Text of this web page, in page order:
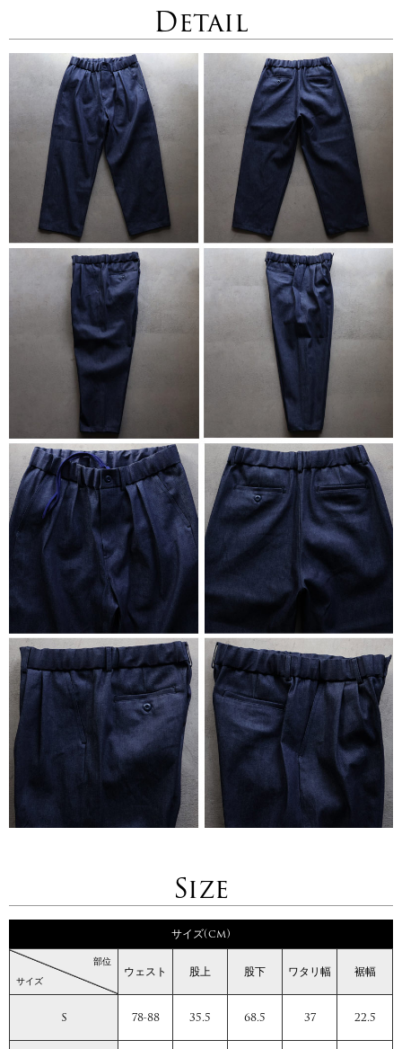
Detail
Size
サイズ(cm)
サイズ
部位
ウェスト 股上 股下 ワタリ幅 裾幅
S 78-88 35.5 68.5 37 22.5